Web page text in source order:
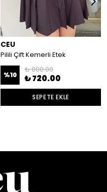
CEU
Pilili Çift Kemerli Etek
%10
₺ 800.00
₺ 720.00
SEPETE EKLE